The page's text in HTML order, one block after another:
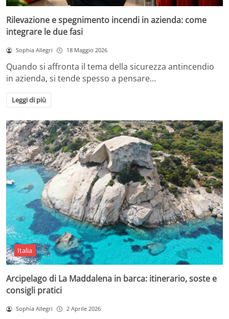
Rilevazione e spegnimento incendi in azienda: come
integrare le due fasi
Sophia Allegri 18 Maggio 2026
Quando si affronta il tema della sicurezza antincendio
in azienda, si tende spesso a pensare…
Leggi di più
Italia
Arcipelago di La Maddalena in barca: itinerario, soste e
consigli pratici
Sophia Allegri 2 Aprile 2026